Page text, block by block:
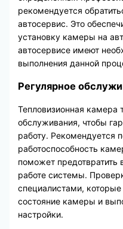
рекомендуется
автосервис. Это
установку камеры на
автосервисе имеют
выполнения данной
Регулярное
Тепловизионная камера
обслуживания, чтобы
работу. Рекомендуется
работоспособность
поможет
работе системы.
специалистами,
состояние камеры и
настройки.